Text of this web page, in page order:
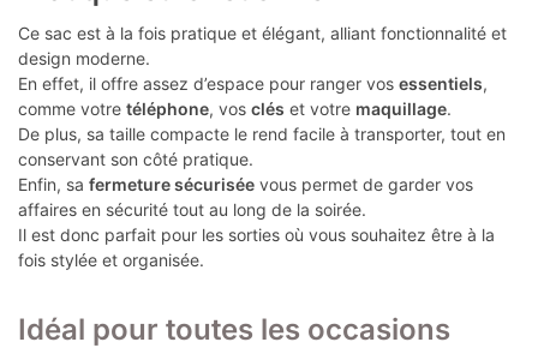
Ce sac est à la fois pratique et élégant, alliant fonctionnalité et
design moderne.
En effet, il offre assez d’espace pour ranger vos essentiels,
comme votre téléphone, vos clés et votre maquillage.
De plus, sa taille compacte le rend facile à transporter, tout en
conservant son côté pratique.
Enfin, sa fermeture sécurisée vous permet de garder vos
affaires en sécurité tout au long de la soirée.
Il est donc parfait pour les sorties où vous souhaitez être à la
fois stylée et organisée.
Idéal pour toutes les occasions